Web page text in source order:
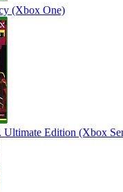
(Xbox One)
Ultimate Edition (Xbox